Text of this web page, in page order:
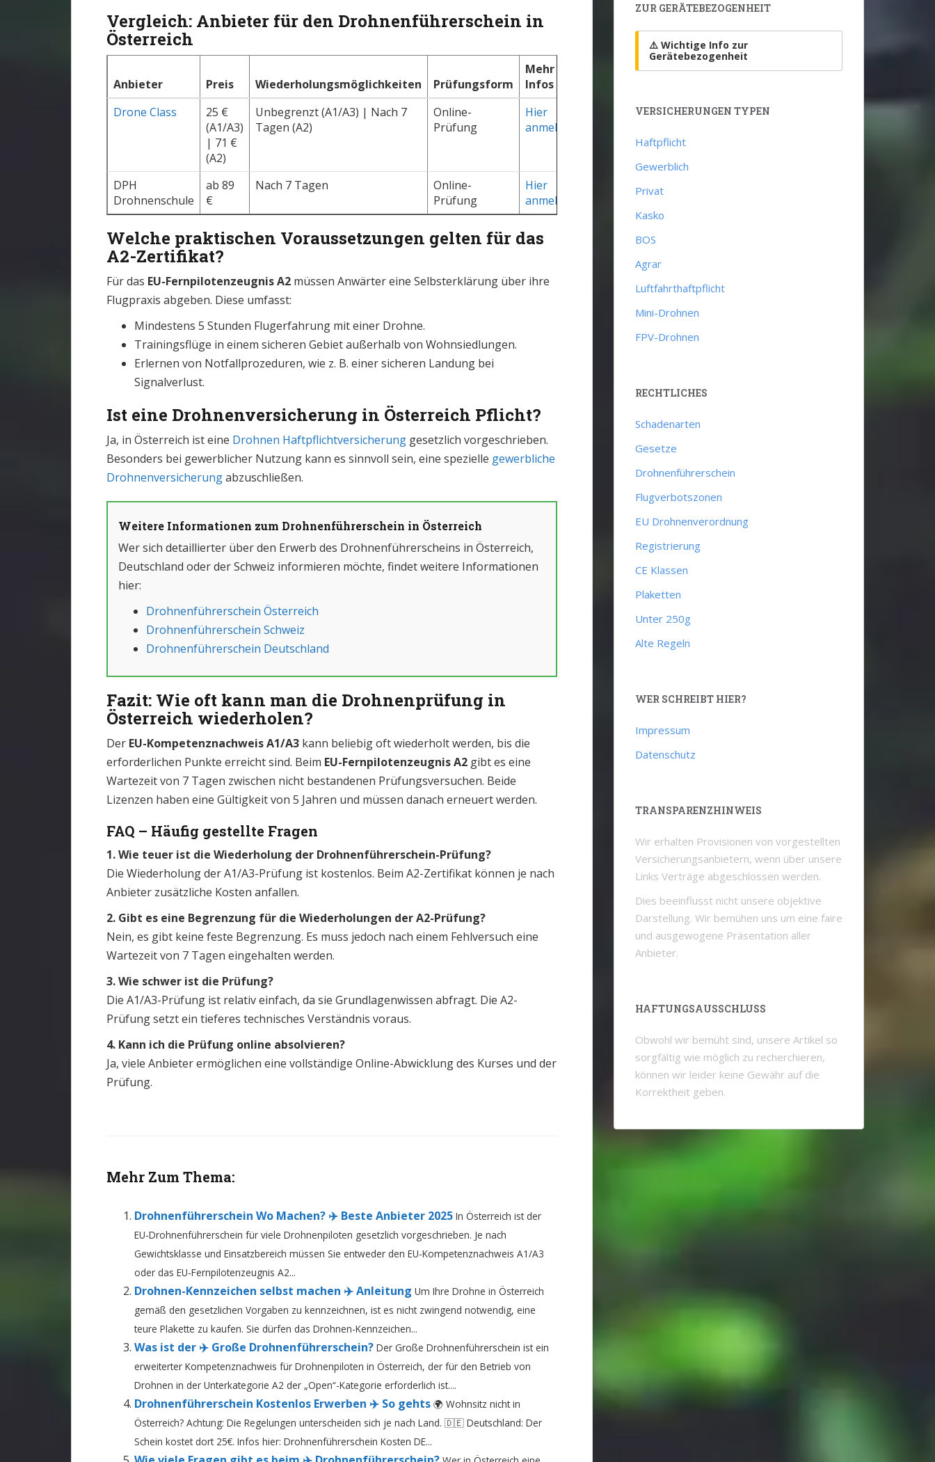
Vergleich: Anbieter für den Drohnenführerschein in
Österreich
Anbieter Preis Wiederholungsmöglichkeiten Prüfungsform
Mehr
Infos
Drone Class
25 €
(A1/A3)
| 71 €
(A2)
Unbegrenzt (A1/A3) | Nach 7
Tagen (A2)
Online-
Prüfung
Hier
anmelden
DPH
Drohnenschule
ab 89
€
Nach 7 Tagen
Online-
Prüfung
Hier
anmelden
Welche praktischen Voraussetzungen gelten für das
A2-Zertifikat?
Für das EU-Fernpilotenzeugnis A2 müssen Anwärter eine Selbsterklärung über ihre
Flugpraxis abgeben. Diese umfasst:
Mindestens 5 Stunden Flugerfahrung mit einer Drohne.
Trainingsflüge in einem sicheren Gebiet außerhalb von Wohnsiedlungen.
Erlernen von Notfallprozeduren, wie z. B. einer sicheren Landung bei
Signalverlust.
Ist eine Drohnenversicherung in Österreich Pflicht?
Ja, in Österreich ist eine Drohnen Haftpflichtversicherung gesetzlich vorgeschrieben.
Besonders bei gewerblicher Nutzung kann es sinnvoll sein, eine spezielle gewerbliche
Drohnenversicherungabzuschließen.
Weitere Informationen zum Drohnenführerschein in Österreich
Wer sich detaillierter über den Erwerb des Drohnenführerscheins in Österreich,
Deutschland oder der Schweiz informieren möchte, findet weitere Informationen
hier:
Drohnenführerschein Österreich
Drohnenführerschein Schweiz
Drohnenführerschein Deutschland
Fazit: Wie oft kann man die Drohnenprüfung in
Österreich wiederholen?
Der EU-Kompetenznachweis A1/A3 kann beliebig oft wiederholt werden, bis die
erforderlichen Punkte erreicht sind. Beim EU-Fernpilotenzeugnis A2 gibt es eine
Wartezeit von 7 Tagen zwischen nicht bestandenen Prüfungsversuchen. Beide
Lizenzen haben eine Gültigkeit von 5 Jahren und müssen danach erneuert werden.
FAQ – Häufig gestellte Fragen
1. Wie teuer ist die Wiederholung der Drohnenführerschein-Prüfung?
Die Wiederholung der A1/A3-Prüfung ist kostenlos. Beim A2-Zertifikat können je nach
Anbieter zusätzliche Kosten anfallen.
2. Gibt es eine Begrenzung für die Wiederholungen der A2-Prüfung?
Nein, es gibt keine feste Begrenzung. Es muss jedoch nach einem Fehlversuch eine
Wartezeit von 7 Tagen eingehalten werden.
3. Wie schwer ist die Prüfung?
Die A1/A3-Prüfung ist relativ einfach, da sie Grundlagenwissen abfragt. Die A2-
Prüfung setzt ein tieferes technisches Verständnis voraus.
4. Kann ich die Prüfung online absolvieren?
Ja, viele Anbieter ermöglichen eine vollständige Online-Abwicklung des Kurses und der
Prüfung.
Mehr Zum Thema:
Drohnenführerschein Wo Machen? ✈️ Beste Anbieter 2025 In Österreich ist der
EU-Drohnenführerschein für viele Drohnenpiloten gesetzlich vorgeschrieben. Je nach
Gewichtsklasse und Einsatzbereich müssen Sie entweder den EU-Kompetenznachweis A1/A3
oder das EU-Fernpilotenzeugnis A2...
Drohnen-Kennzeichen selbst machen ✈️ Anleitung Um Ihre Drohne in Österreich
gemäß den gesetzlichen Vorgaben zu kennzeichnen, ist es nicht zwingend notwendig, eine
teure Plakette zu kaufen. Sie dürfen das Drohnen-Kennzeichen...
Was ist der ✈️ Große Drohnenführerschein? Der Große Drohnenführerschein ist ein
erweiterter Kompetenznachweis für Drohnenpiloten in Österreich, der für den Betrieb von
Drohnen in der Unterkategorie A2 der „Open“-Kategorie erforderlich ist....
Drohnenführerschein Kostenlos Erwerben ✈️ So gehts 🌍 Wohnsitz nicht in
Österreich? Achtung: Die Regelungen unterscheiden sich je nach Land. 🇩🇪 Deutschland: Der
Schein kostet dort 25€. Infos hier: Drohnenführerschein Kosten DE...
ZUR GERÄTEBEZOGENHEIT
⚠️ Wichtige Info zur
Gerätebezogenheit
VERSICHERUNGEN TYPEN
Haftpflicht
Gewerblich
Privat
Kasko
BOS
Agrar
Luftfahrthaftpflicht
Mini-Drohnen
FPV-Drohnen
RECHTLICHES
Schadenarten
Gesetze
Drohnenführerschein
Flugverbotszonen
EU Drohnenverordnung
Registrierung
CE Klassen
Plaketten
Unter 250g
Alte Regeln
WER SCHREIBT HIER?
Impressum
Datenschutz
TRANSPARENZHINWEIS
Wir erhalten Provisionen von vorgestellten
Versicherungsanbietern, wenn über unsere
Links Verträge abgeschlossen werden.
Dies beeinflusst nicht unsere objektive
Darstellung. Wir bemühen uns um eine faire
und ausgewogene Präsentation aller
Anbieter.
HAFTUNGSAUSSCHLUSS
Obwohl wir bemüht sind, unsere Artikel so
sorgfältig wie möglich zu recherchieren,
können wir leider keine Gewähr auf die
Korrektheit geben.